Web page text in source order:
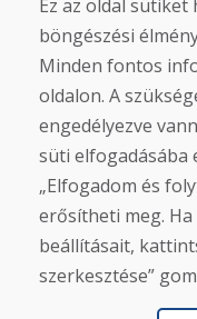
Jürgen Reinhard ,
★★★★★
Használt síléceket
munkanapon
használtak, és mi...
További
Ez az oldal
böngészési
Minden fontos
oldalon. A
engedélyezve
süti elfogadásába
„Elfogadom és
erősítheti meg.
beállításait,
szerkesztése”